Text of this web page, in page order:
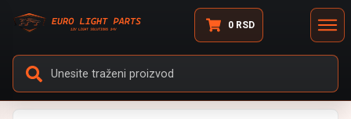
0 RSD